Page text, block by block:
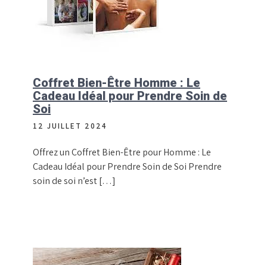
Coffret Bien-Être Homme : Le
Cadeau Idéal pour Prendre Soin de
Soi
12 JUILLET 2024
Offrez un Coffret Bien-Être pour Homme : Le
Cadeau Idéal pour Prendre Soin de Soi Prendre
soin de soi n’est […]